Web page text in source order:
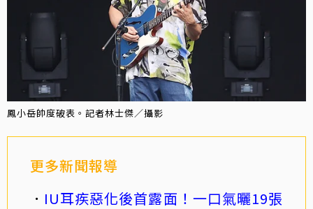
鳳小岳帥度破表。記者林士傑／攝影
更多新聞報導
IU耳疾惡化後首露面！一口氣曬19張